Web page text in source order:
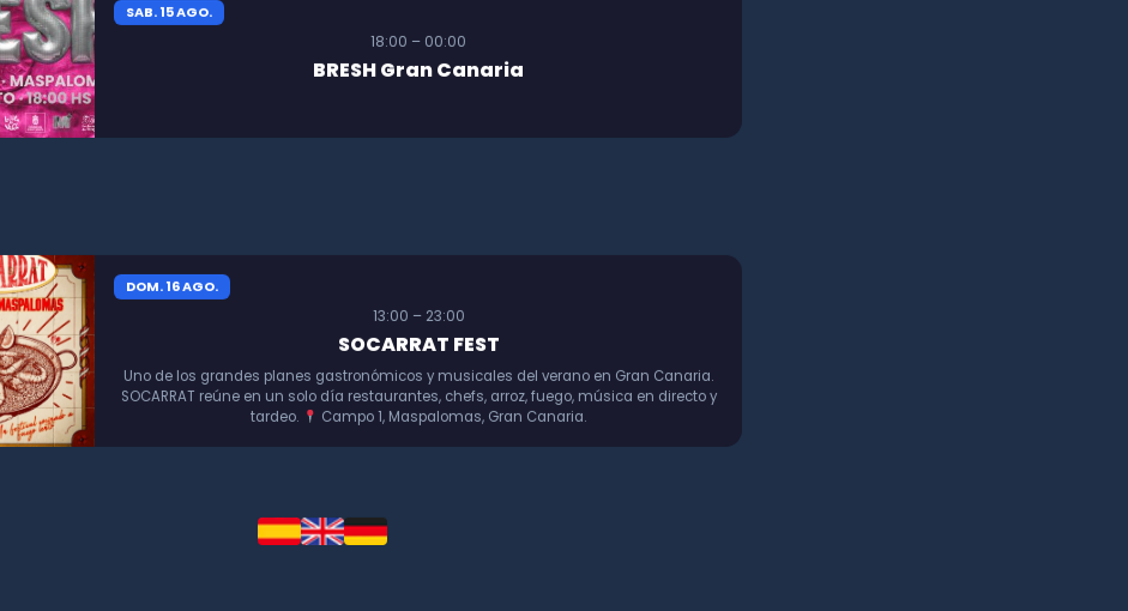
SAB. 15 AGO.
18:00 – 00:00
BRESH Gran Canaria
DOM. 16 AGO.
13:00 – 23:00
SOCARRAT FEST
Uno de los grandes planes gastronómicos y musicales del verano en Gran Canaria.
SOCARRAT reúne en un solo día restaurantes, chefs, arroz, fuego, música en directo y
tardeo.
Campo 1, Maspalomas, Gran Canaria.